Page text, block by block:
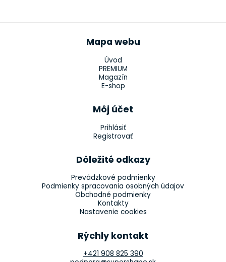
Mapa webu
Úvod
PREMIUM
Magazín
E-shop
Môj účet
Prihlásiť
Registrovať
Dôležité odkazy
Prevádzkové podmienky
Podmienky spracovania osobných údajov
Obchodné podmienky
Kontakty
Nastavenie cookies
Rýchly kontakt
+421 908 825 390